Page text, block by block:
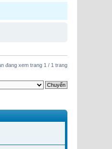
đang xem trang 1 / 1 trang